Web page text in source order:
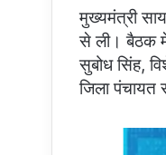
मुख्यमंत्री
से ली। बैठक में
सुबोध सिंह,
जिला पंचायत